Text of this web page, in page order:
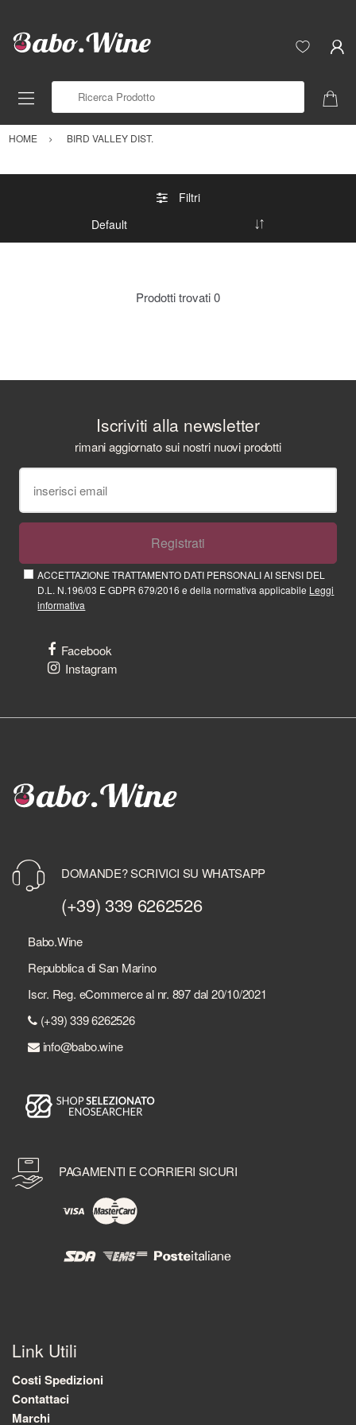
HOME BIRD VALLEY DIST.
Filtri
Prodotti trovati0
Iscriviti alla newsletter
rimani aggiornato sui nostri nuovi prodotti
Registrati
ACCETTAZIONE TRATTAMENTO DATI PERSONALI AI SENSI DEL
D.L. N.196/03 E GDPR 679/2016 e della normativa applicabile Leggi
informativa
Facebook
Instagram
DOMANDE? SCRIVICI SU WHATSAPP
(+39) 339 6262526
Babo.Wine
Repubblica di San Marino
Iscr. Reg. eCommerce al nr. 897 dal 20/10/2021
(+39) 339 6262526
info@babo.wine
PAGAMENTI E CORRIERI SICURI
Link Utili
Costi Spedizioni
Contattaci
Marchi